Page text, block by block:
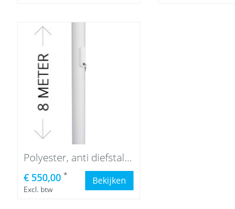
Polyester, anti diefstal, 8 meter
€ 550,00 *
Excl. btw
Bekijken